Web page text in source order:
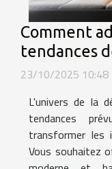
Comment
tendances
23/10/2025 10:48
L'univers de la
tendances
transformer les
Vous souhaitez